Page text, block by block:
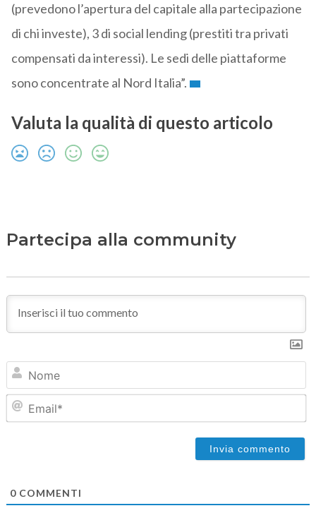
(prevedono l’apertura del capitale alla partecipazione
di chi investe), 3 di social lending (prestiti tra privati
compensati da interessi). Le sedi delle piattaforme
sono concentrate al Nord Italia”.
Valuta la qualità di questo articolo
Partecipa alla community
0COMMENTI